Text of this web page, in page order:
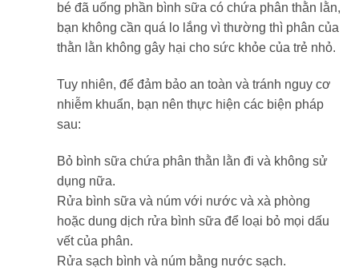
bé đã uống phần bình sữa có chứa phân thằn lằn,
bạn không cần quá lo lắng vì thường thì phân của
thằn lằn không gây hại cho sức khỏe của trẻ nhỏ.
Tuy nhiên, để đảm bảo an toàn và tránh nguy cơ
nhiễm khuẩn, bạn nên thực hiện các biện pháp
sau:
Bỏ bình sữa chứa phân thằn lằn đi và không sử
dụng nữa.
Rửa bình sữa và núm với nước và xà phòng
hoặc dung dịch rửa bình sữa để loại bỏ mọi dấu
vết của phân.
Rửa sạch bình và núm bằng nước sạch.